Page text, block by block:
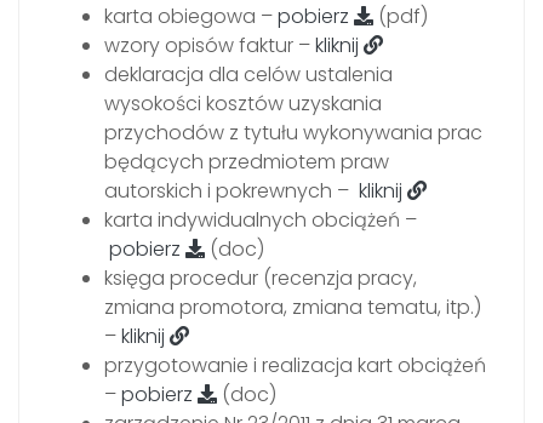
karta obiegowa –pobierz
(pdf)
wzory opisów faktur –kliknij
deklaracja dla celów ustalenia
wysokości kosztów uzyskania
przychodów z tytułu wykonywania prac
będących przedmiotem praw
autorskich i pokrewnych – kliknij
karta indywidualnych obciążeń –
pobierz
(doc)
księga procedur (recenzja pracy,
zmiana promotora, zmiana tematu, itp.)
–kliknij
przygotowanie i realizacja kart obciążeń
–pobierz
(doc)